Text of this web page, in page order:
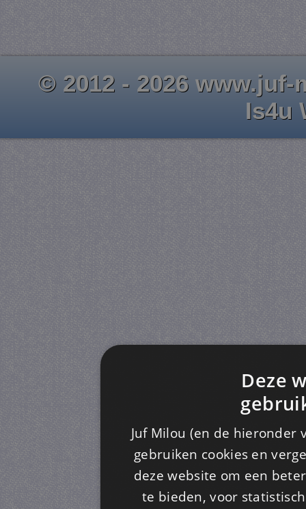
© 2012 - 2026
Is4u
Deze
Juf Milou (en de
gebruiken cookies en
deze website om een
te bieden, voor